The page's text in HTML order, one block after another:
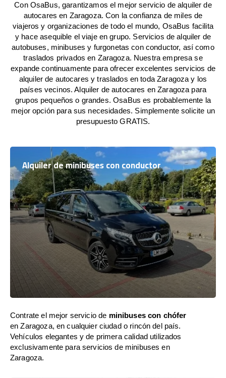
Con OsaBus, garantizamos el mejor servicio de alquiler de
autocares en Zaragoza. Con la confianza de miles de
viajeros y organizaciones de todo el mundo, OsaBus facilita
y hace asequible el viaje en grupo. Servicios de alquiler de
autobuses, minibuses y furgonetas con conductor, así como
traslados privados en Zaragoza. Nuestra empresa se
expande continuamente para ofrecer excelentes servicios de
alquiler de autocares y traslados en toda Zaragoza y los
países vecinos. Alquiler de autocares en Zaragoza para
grupos pequeños o grandes. OsaBus es probablemente la
mejor opción para sus necesidades. Simplemente solicite un
presupuesto GRATIS.
Alquiler de minibuses con conductor
Contrate el mejor servicio de minibuses con chófer
en Zaragoza, en cualquier ciudad o rincón del país.
Vehículos elegantes y de primera calidad utilizados
exclusivamente para servicios de minibuses en
Zaragoza.